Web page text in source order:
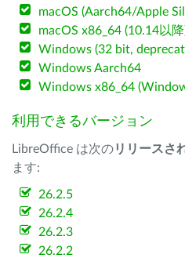
macOS (Aarch64/Apple
macOS x86_64 (10.14以
Windows (32 bit,
Windows Aarch64
Windows x86_64
利用できるバージョン
LibreOffice は次のリリースさ
ます:
26.2.5
26.2.4
26.2.3
26.2.2